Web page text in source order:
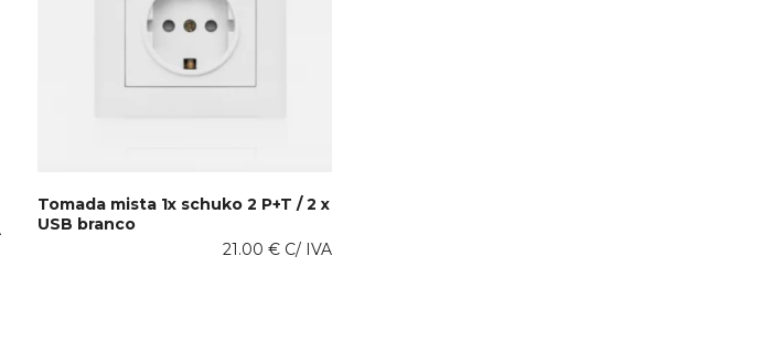
Tomada mista 1x schuko 2 P+T / 2 x
USB branco
21.00€ C/ IVA